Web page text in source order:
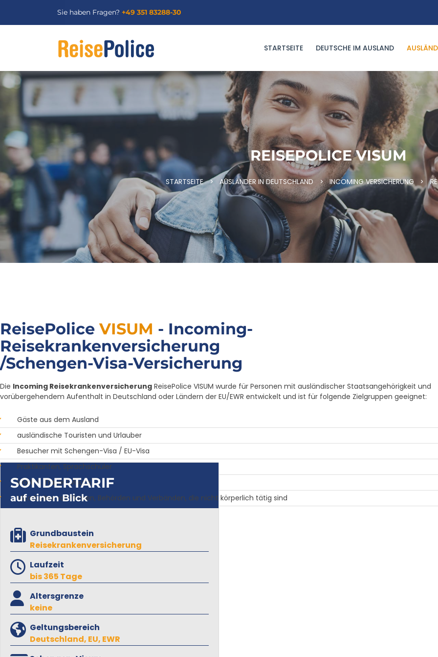
Sie haben Fragen? +49 351 83288-30
STARTSEITE DEUTSCHE IM AUSLAND
REISEPOLICE VISUM
STARTSEITE AUSLÄNDER IN DEUTSCHLAND INCOMING VERSICHERUNG
ReisePolice VISUM - Incoming-
Reisekrankenversicherung
/Schengen-Visa-Versicherung
Die Incoming Reisekrankenversicherung ReisePolice VISUM wurde für Personen mit ausländischer Staatsangehörigkeit und
vorübergehendem Aufenthalt in Deutschland oder Ländern der EU/EWR entwickelt und ist für folgende Zielgruppen geeignet:
Gäste aus dem Ausland
ausländische Touristen und Urlauber
Besucher mit Schengen-Visa / EU-Visa
Praktikanten, Sprachschüler
Work & Travel (Visum)
Mitarbeiter von Firmen, Behörden und Verbänden, die nicht körperlich tätig sind
SONDERTARIF
auf einen Blick
Grundbaustein
Reisekrankenversicherung
Laufzeit
bis 365 Tage
Altersgrenze
keine
Geltungsbereich
Deutschland, EU, EWR